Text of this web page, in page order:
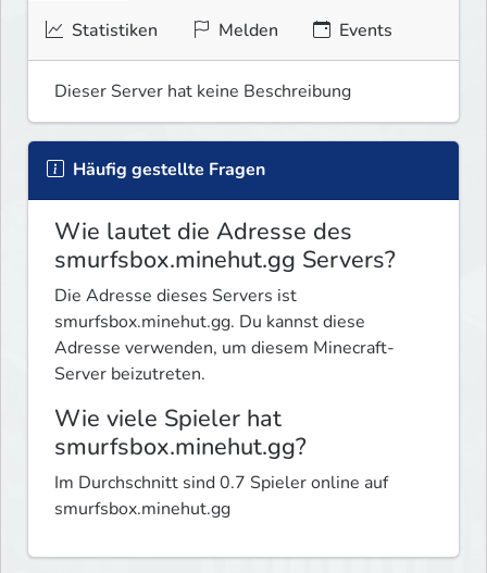
Statistiken Melden Events
Dieser Server hat keine Beschreibung
Häufig gestellte Fragen
Wie lautet die Adresse des
smurfsbox.minehut.gg Servers?
Die Adresse dieses Servers ist
smurfsbox.minehut.gg. Du kannst diese
Adresse verwenden, um diesem Minecraft-
Server beizutreten.
Wie viele Spieler hat
smurfsbox.minehut.gg?
Im Durchschnitt sind 0.7 Spieler online auf
smurfsbox.minehut.gg